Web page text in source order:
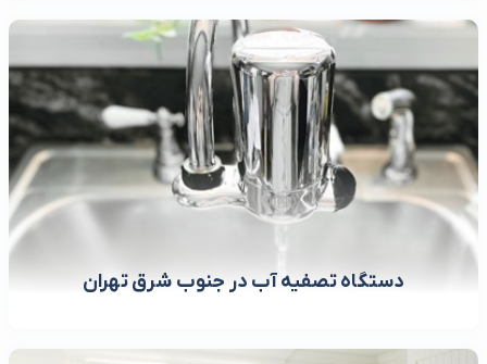
دستگاه تصفیه آب در جنوب شرق تهران